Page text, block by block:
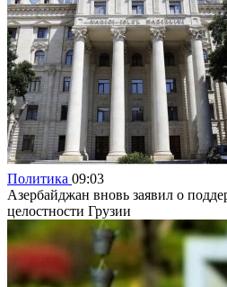
Политика 09:03
Азербайджан вновь заявил о
целостности Грузии